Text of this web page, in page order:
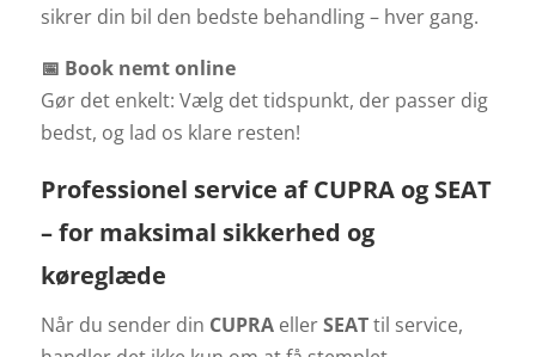
sikrer din bil den bedste behandling – hver gang.
📅 Book nemt online
Gør det enkelt: Vælg det tidspunkt, der passer dig
bedst, og lad os klare resten!
Professionel service af CUPRA og SEAT
– for maksimal sikkerhed og
køreglæde
Når du sender din CUPRAellerSEATtil service,